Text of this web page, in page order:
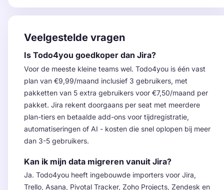
Veelgestelde vragen
Is Todo4you goedkoper dan Jira?
Voor de meeste kleine teams wel. Todo4you is één vast
plan van €9,99/maand inclusief 3 gebruikers, met
pakketten van 5 extra gebruikers voor €7,50/maand per
pakket. Jira rekent doorgaans per seat met meerdere
plan-tiers en betaalde add-ons voor tijdregistratie,
automatiseringen of AI - kosten die snel oplopen bij meer
dan 3-5 gebruikers.
Kan ik mijn data migreren vanuit Jira?
Ja. Todo4you heeft ingebouwde importers voor Jira,
Trello, Asana, Pivotal Tracker, Zoho Projects, Zendesk en